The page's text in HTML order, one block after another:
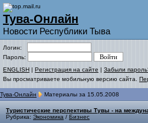
Тува-Онлайн
Новости Республики Тыва
Логин:
Пароль:
ENGLISH | Регистрация на сайте | Забыли
Вы просматриваете мобильную версию сайта.
Тува-Онлайн Материалы за 15.05.2008
Туристические перспективы Тувы - на
Рубрика: Экономика / Бизнес